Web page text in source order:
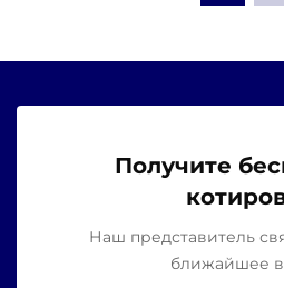
Получите
Наш представитель
ближайшее